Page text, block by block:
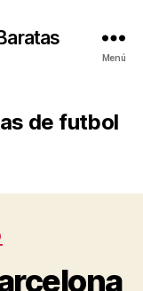
Menú
de futbol